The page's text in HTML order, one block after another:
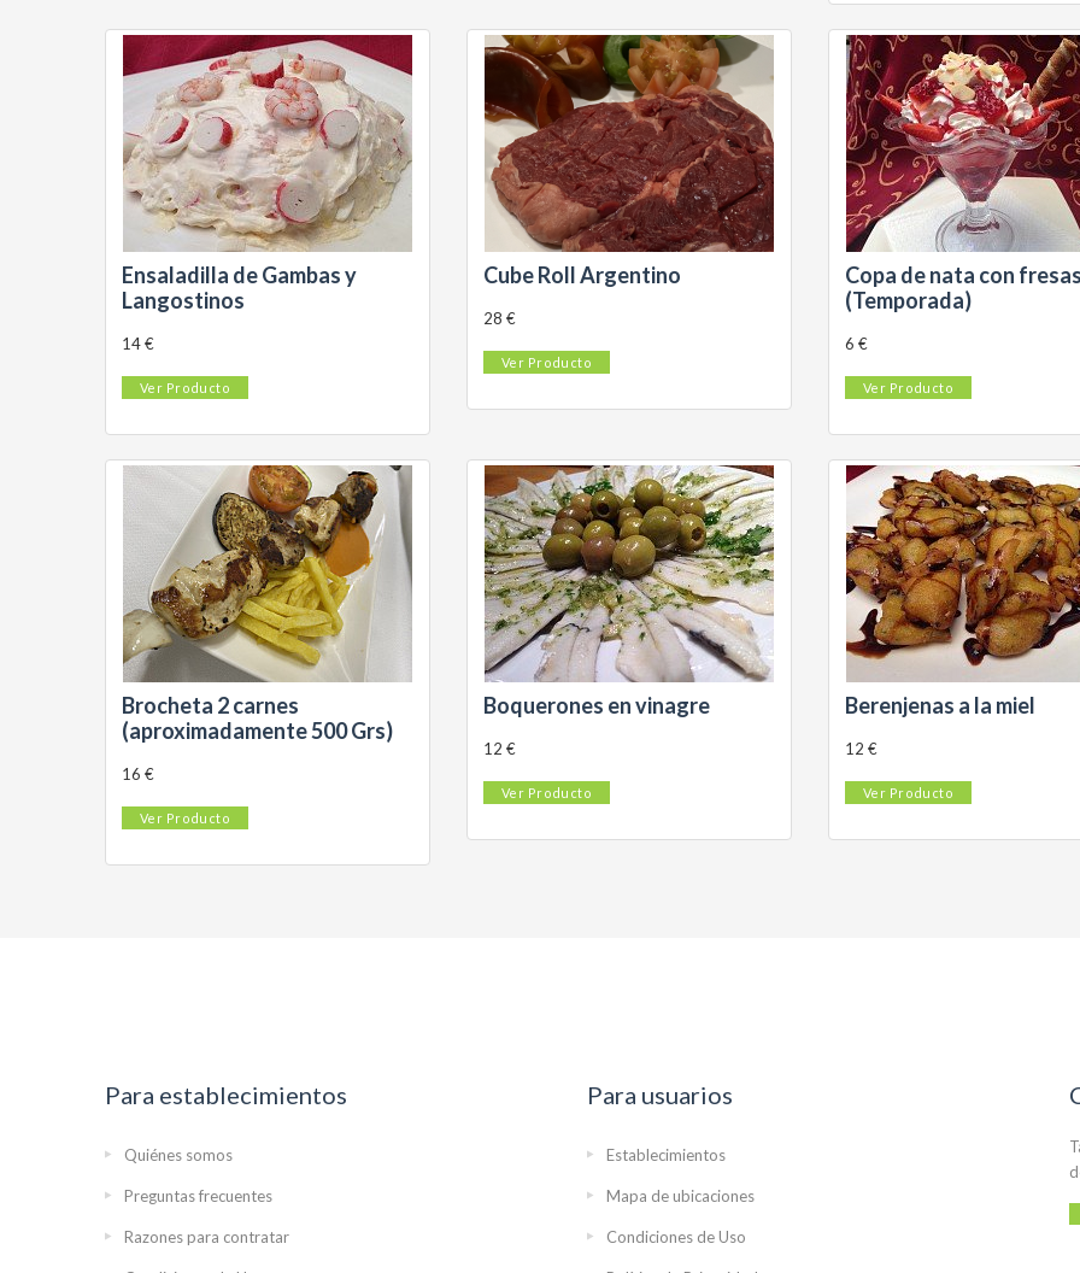
Ensaladilla de Gambas y
Langostinos
14 €
Ver Producto
Cube Roll Argentino
28 €
Ver Producto
Copa de nata con
(Temporada)
6 €
Ver Producto
Brocheta 2 carnes
(aproximadamente 500 Grs)
16 €
Ver Producto
Boquerones en vinagre
12 €
Ver Producto
Berenjenas a la miel
12 €
Ver Producto
Para establecimientos
Quiénes somos
Preguntas frecuentes
Razones para contratar
Para usuarios
Establecimientos
Mapa de ubicaciones
Condiciones de Uso